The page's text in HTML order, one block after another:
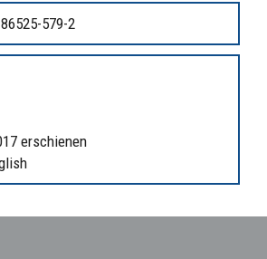
579-2
erschienen